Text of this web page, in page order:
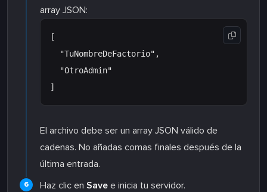
array JSON:
[
  "TuNombreDeFactorio",
  "OtroAdmin"
El archivo debe ser un array JSON válido de
cadenas. No añadas comas finales después de la
última entrada.
Haz clic en Save e inicia tu servidor.